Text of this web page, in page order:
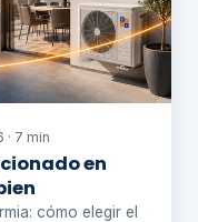
7 min
en
cómo elegir el